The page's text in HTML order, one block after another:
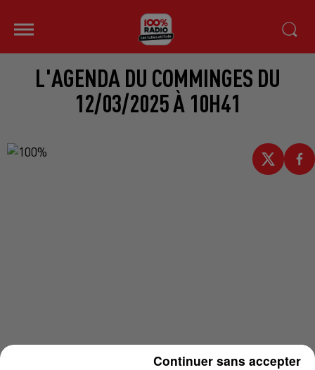
L'AGENDA DU COMMINGES DU
12/03/2025 À 10H41
Continuer sans accepter